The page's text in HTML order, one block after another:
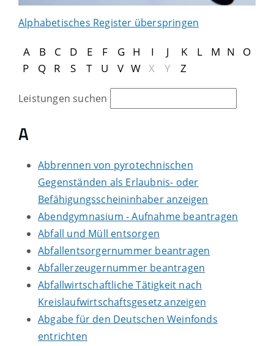
Alphabetisches Register überspringen
A B C D E F G H I J K L M N
O
P
Q R S T U V W X Y Z
Leistungen suchen
A
Abbrennen von pyrotechnischen
Gegenständen als Erlaubnis- oder
Befähigungsscheininhaber anzeigen
Abendgymnasium - Aufnahme beantragen
Abfall und Müll entsorgen
Abfallentsorgernummer beantragen
Abfallerzeugernummer beantragen
Abfallwirtschaftliche Tätigkeit nach
Kreislaufwirtschaftsgesetz anzeigen
Abgabe für den Deutschen Weinfonds
entrichten